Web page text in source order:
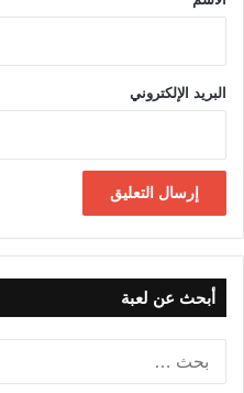
البريد الإلكتروني
أبحث عن لعبة